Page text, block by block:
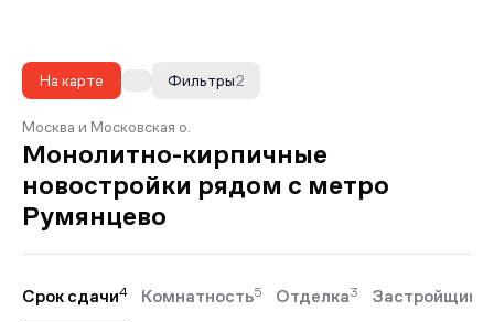
На карте 2
Фильтры
Москва и Московская о.
Монолитно-кирпичные
новостройки рядом с метро
Румянцево
Срок сдачи4 Комнатность5 Отделка3 Застройщики